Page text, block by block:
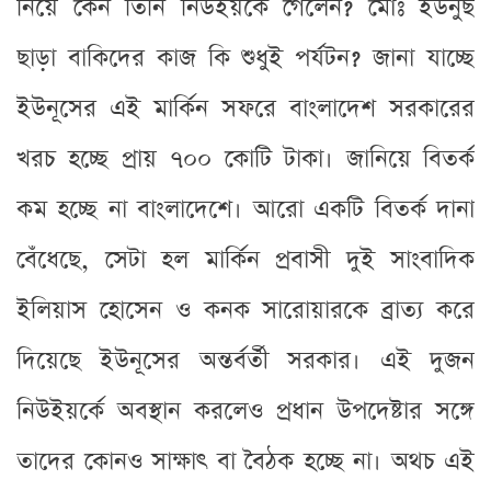
নিয়ে কেন তিনি নিউইয়র্কে গেলেন? মোঃ ইউনুছ
ছাড়া বাকিদের কাজ কি শুধুই পর্যটন? জানা যাচ্ছে
ইউনূসের এই মার্কিন সফরে বাংলাদেশ সরকারের
খরচ হচ্ছে প্রায় ৭০০ কোটি টাকা। জানিয়ে বিতর্ক
কম হচ্ছে না বাংলাদেশে। আরো একটি বিতর্ক দানা
বেঁধেছে, সেটা হল মার্কিন প্রবাসী দুই সাংবাদিক
ইলিয়াস হোসেন ও কনক সারোয়ারকে ব্রাত্য করে
দিয়েছে ইউনূসের অন্তর্বর্তী সরকার। এই দুজন
নিউইয়র্কে অবস্থান করলেও প্রধান উপদেষ্টার সঙ্গে
তাদের কোনও সাক্ষাৎ বা বৈঠক হচ্ছে না। অথচ এই